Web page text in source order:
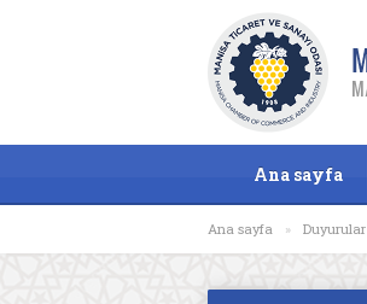
Ana sayfa
Ana sayfa » Duyurular